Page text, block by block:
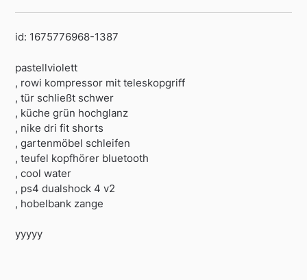
id: 1675776968-1387
pastellviolett
, rowi kompressor mit teleskopgriff
, tür schließt schwer
, küche grün hochglanz
, nike dri fit shorts
, gartenmöbel schleifen
, teufel kopfhörer bluetooth
, cool water
, ps4 dualshock 4 v2
, hobelbank zange
yyyyy